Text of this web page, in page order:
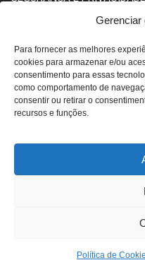
Gerenciar
Para fornecer as melhores
cookies para armazenar e/ou
consentimento para essas
como comportamento de
consentir ou retirar o
recursos e funções.
Política de
CENTRAL DE
WHATSAPP: (13) 98145-
CONTATO@LOJASYN.COM.BR
HORÁRIO DE
De segunda a sexta, das 12